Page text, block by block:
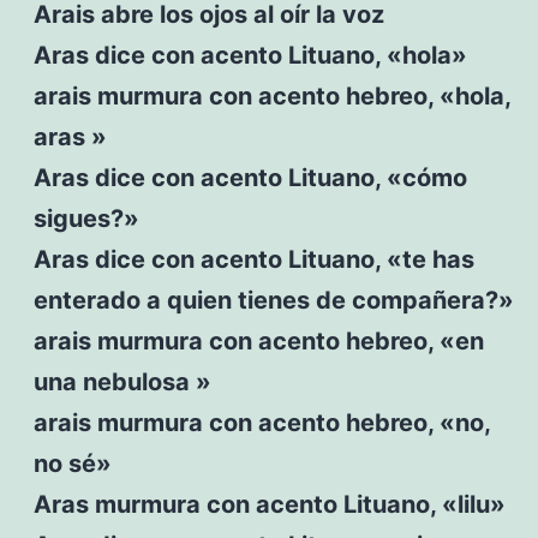
Arais abre los ojos al oír la voz
Aras dice con acento Lituano, «hola»
arais murmura con acento hebreo, «hola,
aras »
Aras dice con acento Lituano, «cómo
sigues?»
Aras dice con acento Lituano, «te has
enterado a quien tienes de compañera?»
arais murmura con acento hebreo, «en
una nebulosa »
arais murmura con acento hebreo, «no,
no sé»
Aras murmura con acento Lituano, «lilu»